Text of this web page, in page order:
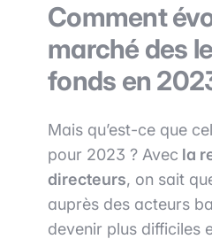
Comment
marché des
fonds en
Mais qu’est-ce que
pour 2023 ? Avec la
directeurs, on sait
auprès des acteurs
devenir plus difficiles